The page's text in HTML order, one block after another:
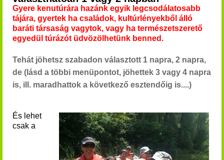
Gyere kenutúrára hazánk egyik legcsodálatosabb
tájára, gyertek ha családok, kultúrlényekből álló
baráti társaság vagytok, vagy ha természetszerető
egyedül túrázót üdvözölhetünk benned.
​Tehát jöhetsz szabadon választott 1 napra, 2 napra,
de (lásd a többi menüpontot, jöhettek 3 vagy 4 napra
is, ill. maradhattok a következő esztendőig is....)
És lehet
csak a